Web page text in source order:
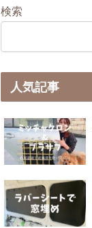
検索
人気記事